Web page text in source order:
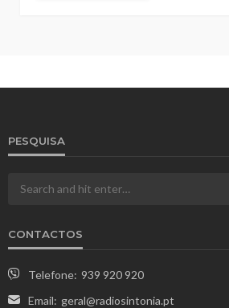
PESQUISA
CONTACTOS
Telefone: 939 920 920
Email: geral@radiosintonia.pt